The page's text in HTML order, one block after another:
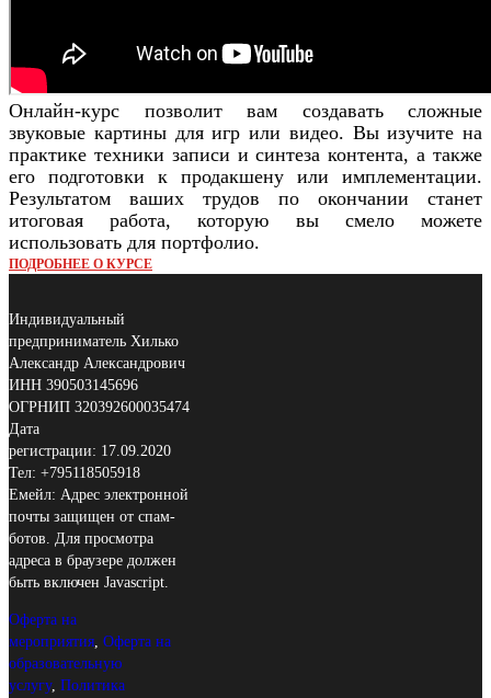
Онлайн-курс позволит вам создавать сложные
звуковые картины для игр или видео. Вы изучите на
практике техники записи и синтеза контента, а также
его подготовки к продакшену или имплементации.
Результатом ваших трудов по окончании станет
итоговая работа, которую вы смело можете
использовать для портфолио.
ПОДРОБНЕЕ О КУРСЕ
Индивидуальный
предприниматель Хилько
Александр Александрович
ИНН 390503145696
ОГРНИП 320392600035474
Дата
регистрации: 17.09.2020
Тел: +795118505918
Емейл: Адрес электронной
почты защищен от спам-
ботов. Для просмотра
адреса в браузере должен
быть включен Javascript.
Оферта на
мероприятия, Оферта на
образовательную
услугу, Политика